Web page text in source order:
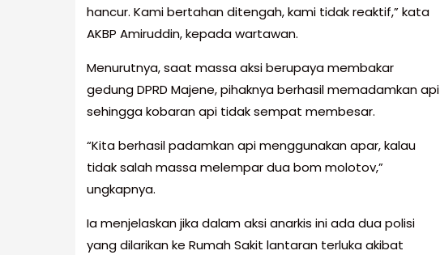
hancur. Kami bertahan ditengah, kami tidak reaktif,” kata
AKBP Amiruddin, kepada wartawan.
Menurutnya, saat massa aksi berupaya membakar
gedung DPRD Majene, pihaknya berhasil memadamkan api
sehingga kobaran api tidak sempat membesar.
“Kita berhasil padamkan api menggunakan apar, kalau
tidak salah massa melempar dua bom molotov,”
ungkapnya.
Ia menjelaskan jika dalam aksi anarkis ini ada dua polisi
yang dilarikan ke Rumah Sakit lantaran terluka akibat